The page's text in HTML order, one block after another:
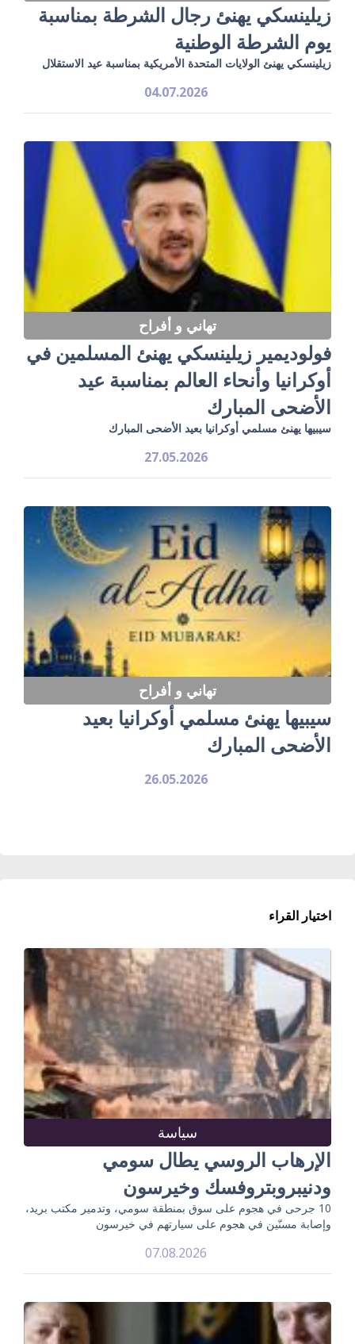
زيلينسكي يهنئ رجال الشرطة بمناسبة
يوم الشرطة الوطنية
زيلينسكي يهنئ الولايات المتحدة الأمريكية بمناسبة عيد الاستقلال
04.07.2026
تهاني و أفراح
فولوديمير زيلينسكي يهنئ المسلمين في
أوكرانيا وأنحاء العالم بمناسبة عيد
الأضحى المبارك
سيبيها يهنئ مسلمي أوكرانيا بعيد الأضحى المبارك
27.05.2026
تهاني و أفراح
سيبيها يهنئ مسلمي أوكرانيا بعيد
الأضحى المبارك
26.05.2026
اختيار القراء
سياسة
الإرهاب الروسي يطال سومي
ودنيبروبتروفسك وخيرسون
10 جرحى في هجوم على سوق بمنطقة سومي، وتدمير مكتب بريد،
وإصابة مسنّين في هجوم على سيارتهم في خيرسون
07.08.2026